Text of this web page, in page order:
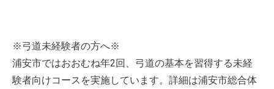
※弓道未経験者の方へ※
浦安市ではおおむね年2回、弓道の基本を習得する未経
験者向けコースを実施しています。詳細は浦安市総合体